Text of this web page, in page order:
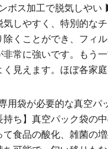
ボス加工で脱気しや
気しやすく、特別的な
除くことができ、フィ
非常に強いです。もう
く見えます。ほぼ各家
用袋が必要的な真空パ
持ち】真空パック袋の
て食品の酸化、雑菌の